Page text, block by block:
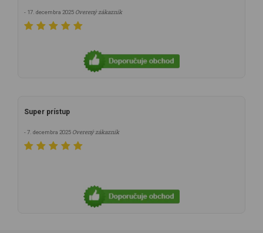
- 17. decembra 2025 Overený zákazník
Super prístup
- 7. decembra 2025 Overený zákazník